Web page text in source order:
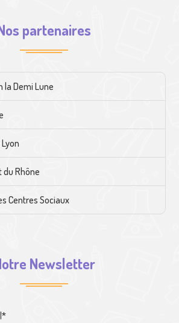
partenaires
la Demi Lune
Rhône
Centres Sociaux
Newsletter